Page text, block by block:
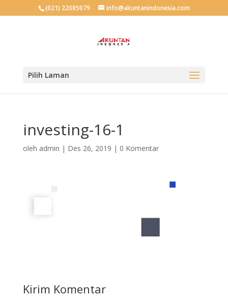
(021) 22085079 info@akuntanindonesia.com
Pilih Laman
investing-16-1
oleh admin | Des 26, 2019 | 0 Komentar
Kirim Komentar